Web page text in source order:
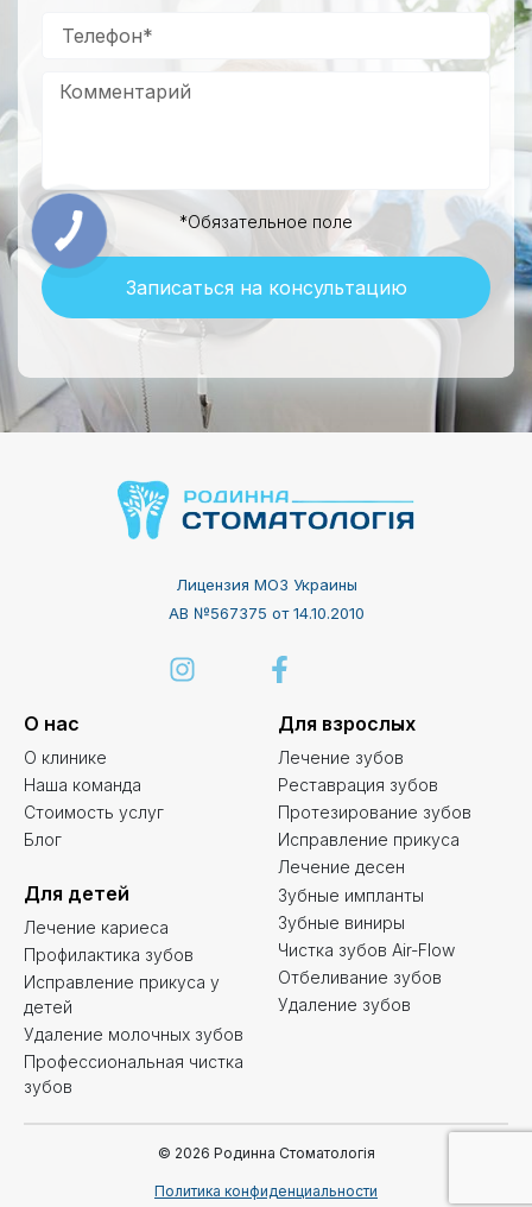
*Обязательное поле
Записаться на консультацию
Лицензия МОЗ Украины
АВ №567375 от 14.10.2010
О нас
О клинике
Наша команда
Стоимость услуг
Блог
Для взрослых
Лечение зубов
Реставрация зубов
Протезирование зубов
Исправление прикуса
Лечение десен
Зубные импланты
Зубные виниры
Чистка зубов Air-Flow
Отбеливание зубов
Удаление зубов
Для детей
Лечение кариеса
Профилактика зубов
Исправление прикуса у
детей
Удаление молочных зубов
Профессиональная чистка
зубов
© 2026 Родинна Стоматологія
Политика конфиденциальности